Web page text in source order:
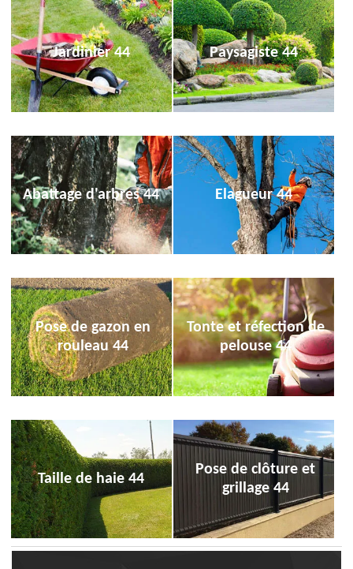
Jardinier 44 Paysagiste 44
Abattage d'arbres 44 Elagueur 44
Pose de gazon en
rouleau 44
Tonte et réfection de
pelouse 44
Taille de haie 44
Pose de clôture et
grillage 44